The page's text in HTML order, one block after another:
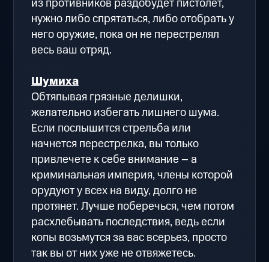
нужно либо спрятаться, либо отобрать у
него оружие, пока он не перестрелял
весь ваш отряд.
Шумиха
Обтяпывая грязные делишки,
желательно избегать лишнего шума.
Если послышится стрельба или
начнется перестрелка, вы только
привлечете к себе внимание – а
криминальная империя, члены которой
орудуют у всех на виду, долго не
протянет. Лучше поберечься, чем потом
расхлебывать последствия, ведь если
копы возьмутся за вас всерьез, просто
так вы от них уже не отвяжетесь.